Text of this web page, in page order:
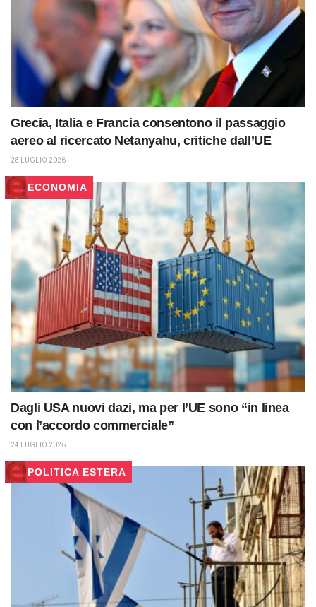
Grecia, Italia e Francia consentono il passaggio
aereo al ricercato Netanyahu, critiche dall’UE
28 LUGLIO 2026
ECONOMIA
Dagli USA nuovi dazi, ma per l’UE sono “in linea
con l’accordo commerciale”
24 LUGLIO 2026
POLITICA ESTERA